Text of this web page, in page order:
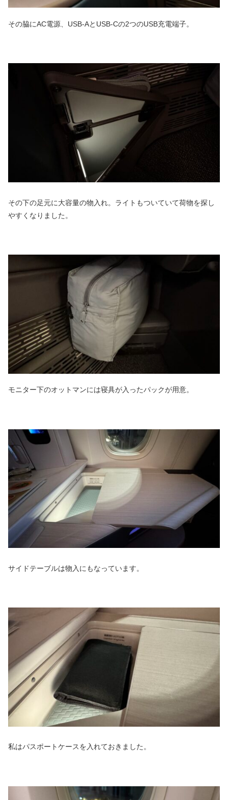
その脇にAC電源、USB-AとUSB-Cの2つのUSB充電端子。
その下の足元に大容量の物入れ。ライトもついていて荷物を探し
やすくなりました。
モニター下のオットマンには寝具が入ったパックが用意。
サイドテーブルは物入にもなっています。
私はパスポートケースを入れておきました。